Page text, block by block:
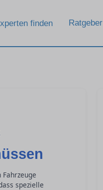
finden Ratgeber
spezielle